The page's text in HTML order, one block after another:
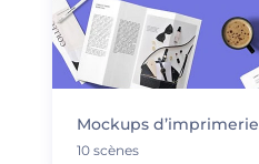
Mockups d’imprimerie
10 scènes